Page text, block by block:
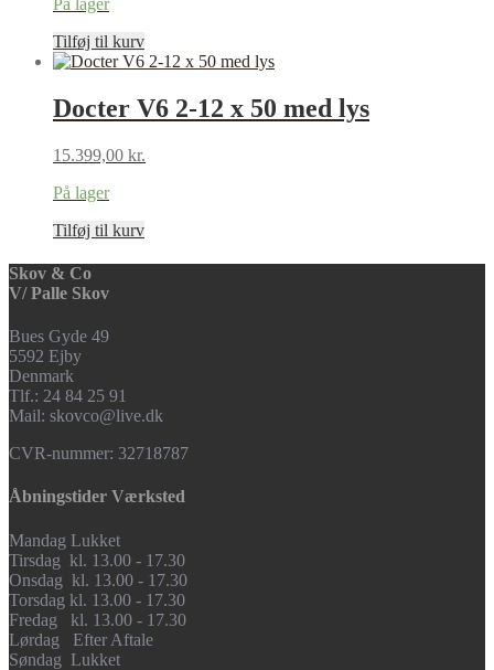
Tilføj til kurv
Docter V6 2-12 x 50 med lys
15.399,00 kr.
På lager
Tilføj til kurv
Skov & Co
V/ Palle Skov
Bues Gyde 49
5592 Ejby
Denmark
Tlf.: 24 84 25 91
Mail: skovco@live.dk
CVR-nummer: 32718787
Åbningstider Værksted
Mandag Lukket
Tirsdag kl. 13.00 - 17.30
Onsdag kl. 13.00 - 17.30
Torsdag kl. 13.00 - 17.30
Fredag kl. 13.00 - 17.30
Lørdag Efter Aftale
Søndag Lukket